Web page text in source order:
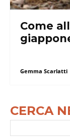
Come
Gemma Scarlatti
CERCA